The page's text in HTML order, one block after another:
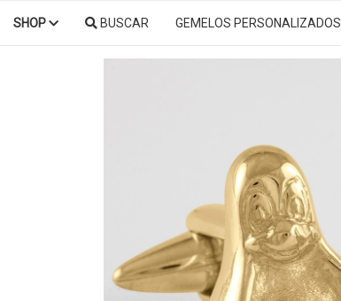
SHOP BUSCAR GEMELOS PERSONALIZADOS